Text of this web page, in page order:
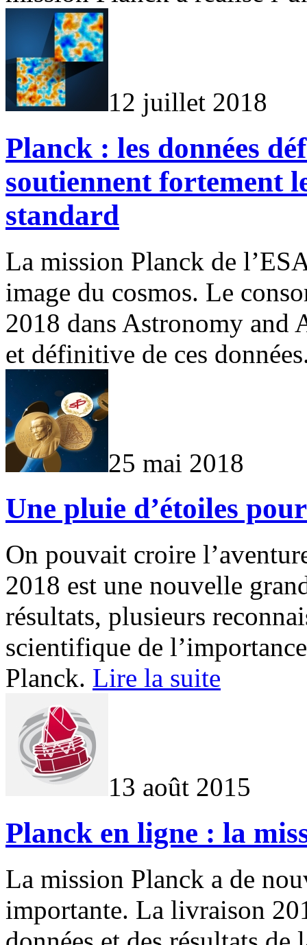
12 juillet 2018
Planck : les données
soutiennent fortement
standard
La mission Planck de
image du cosmos. Le
2018 dans Astronomy and
et définitive de ces
25 mai 2018
Une pluie d’étoiles
On pouvait croire
2018 est une nouvelle
résultats, plusieurs
scientifique de
Planck. Lire la suite
13 août 2015
Planck en ligne : la
La mission Planck a de
importante. La livraison